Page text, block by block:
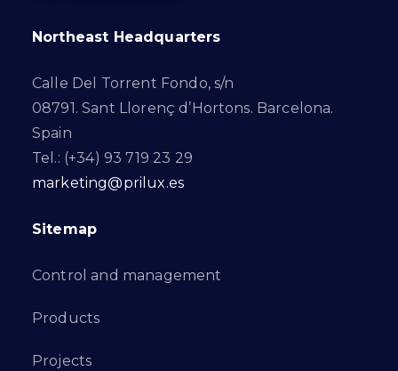
Northeast Headquarters
Calle Del Torrent Fondo, s/n
08791. Sant Llorenç d’Hortons. Barcelona.
Spain
Tel.: (+34) 93 719 23 29
marketing@prilux.es
Sitemap
Control and management
Products
Projects